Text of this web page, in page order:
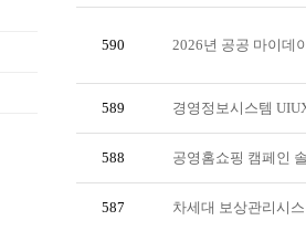
590 2026년 공공 마이데
589 경영정보시스템
588 공영홈쇼핑 캠페인
587 차세대 보상관리시